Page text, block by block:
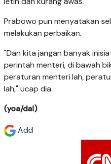
Prabowo pun menyatakan
melakukan perbaikan.
"Dan kita jangan banyak
perintah menteri, di bawah
peraturan menteri lah,
lah," ucap dia.
(yoa/dal)
Add